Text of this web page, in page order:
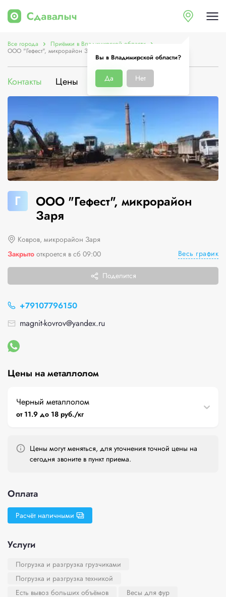
Вы в Владимирской области?
Да Нет
Все города Приёмки в Владимирской области
ООО "Гефест", микрорайон Заря
Контакты Цены Услуги О компании
Г
ООО "Гефест", микрорайон
Заря
Ковров, микрорайон Заря
Закрыто откроется в сб 09:00 Весь график
Поделится
+79107796150
magnit-kovrov@yandex.ru
Цены на металлолом
Черный металлолом
от 11.9 до 18 руб./кг
Цены могут меняться, для уточнения точной цены на
сегодня звоните в пункт приема.
Оплата
Расчёт наличными
Услуги
Погрузка и разгрузка грузчиками
Погрузка и разгрузка техникой
Есть вывоз больших объёмов
Весы для фур